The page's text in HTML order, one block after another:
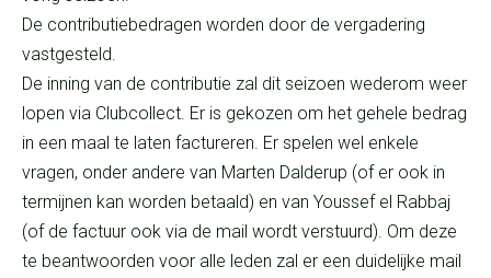
De contributiebedragen worden door de vergadering
vastgesteld.
De inning van de contributie zal dit seizoen wederom weer
lopen via Clubcollect. Er is gekozen om het gehele bedrag
in een maal te laten factureren. Er spelen wel enkele
vragen, onder andere van Marten Dalderup (of er ook in
termijnen kan worden betaald) en van Youssef el Rabbaj
(of de factuur ook via de mail wordt verstuurd). Om deze
te beantwoorden voor alle leden zal er een duidelijke mail